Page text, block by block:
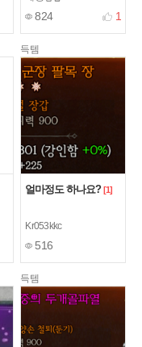
824 1
득템
얼마정도 하나요? [1]
Kr053kkc
516
득템